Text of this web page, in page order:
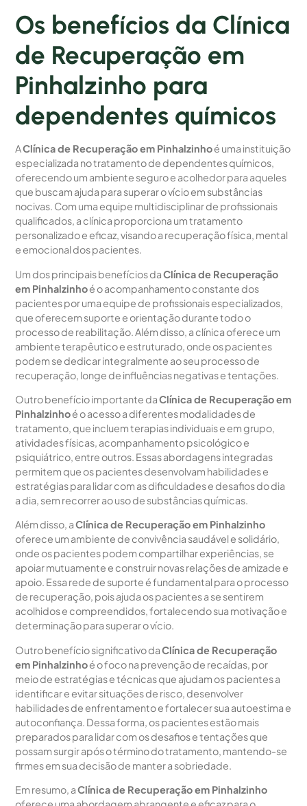
Os benefícios da Clínica
de Recuperação em
Pinhalzinho para
dependentes químicos
AClínica de Recuperação em Pinhalzinhoé uma instituição
especializada no tratamento de dependentes químicos,
oferecendo um ambiente seguro e acolhedor para aqueles
que buscam ajuda para superar o vício em substâncias
nocivas. Com uma equipe multidisciplinar de profissionais
qualificados, a clínica proporciona um tratamento
personalizado e eficaz, visando a recuperação física, mental
e emocional dos pacientes.
Um dos principais benefícios daClínica de Recuperação
em Pinhalzinhoé o acompanhamento constante dos
pacientes por uma equipe de profissionais especializados,
que oferecem suporte e orientação durante todo o
processo de reabilitação. Além disso, a clínica oferece um
ambiente terapêutico e estruturado, onde os pacientes
podem se dedicar integralmente ao seu processo de
recuperação, longe de influências negativas e tentações.
Outro benefício importante daClínica de Recuperação em
Pinhalzinhoé o acesso a diferentes modalidades de
tratamento, que incluem terapias individuais e em grupo,
atividades físicas, acompanhamento psicológico e
psiquiátrico, entre outros. Essas abordagens integradas
permitem que os pacientes desenvolvam habilidades e
estratégias para lidar com as dificuldades e desafios do dia
a dia, sem recorrer ao uso de substâncias químicas.
Além disso, aClínica de Recuperação em Pinhalzinho
oferece um ambiente de convivência saudável e solidário,
onde os pacientes podem compartilhar experiências, se
apoiar mutuamente e construir novas relações de amizade e
apoio. Essa rede de suporte é fundamental para o processo
de recuperação, pois ajuda os pacientes a se sentirem
acolhidos e compreendidos, fortalecendo sua motivação e
determinação para superar o vício.
Outro benefício significativo daClínica de Recuperação
em Pinhalzinhoé o foco na prevenção de recaídas, por
meio de estratégias e técnicas que ajudam os pacientes a
identificar e evitar situações de risco, desenvolver
habilidades de enfrentamento e fortalecer sua autoestima e
autoconfiança. Dessa forma, os pacientes estão mais
preparados para lidar com os desafios e tentações que
possam surgir após o término do tratamento, mantendo-se
firmes em sua decisão de manter a sobriedade.
Em resumo, aClínica de Recuperação em Pinhalzinho